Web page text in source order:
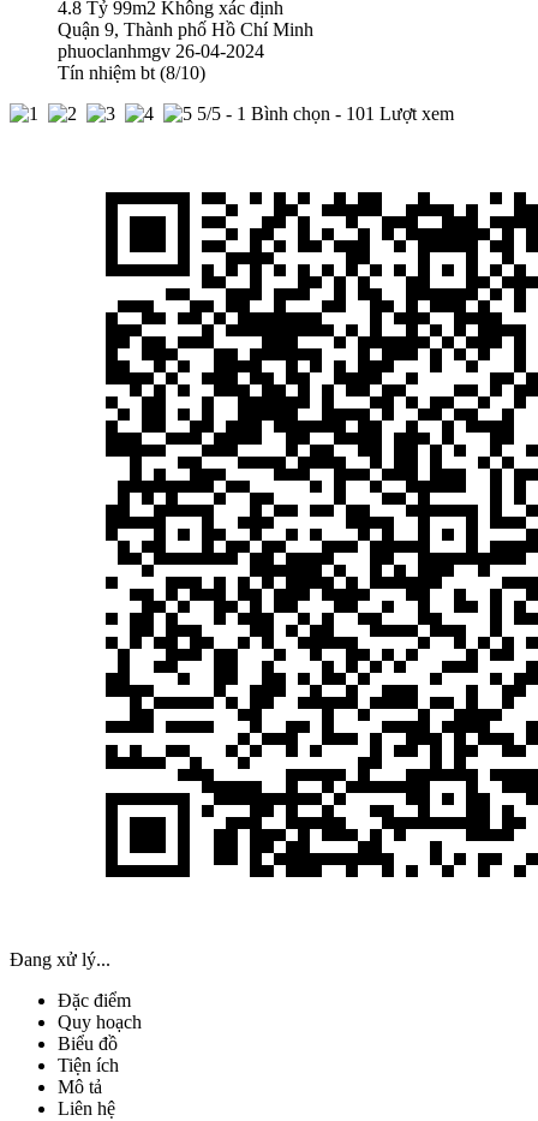
4.8 Tỷ 99m2 Không xác định
Quận 9, Thành phố Hồ Chí Minh
phuoclanhmgv 26-04-2024
Tín nhiệm bt (8/10)
5/5 - 1 Bình chọn - 101 Lượt xem
Đang xử lý...
Đặc điểm
Quy hoạch
Biểu đồ
Tiện ích
Mô tả
Liên hệ